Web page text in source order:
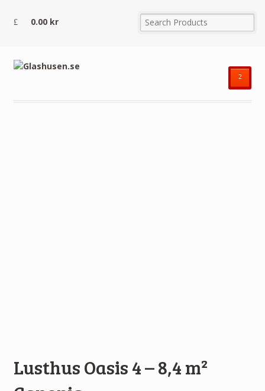
0.00 kr
²
Lusthus Oasis 4 – 8,4 m²